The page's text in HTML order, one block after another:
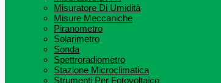
Misuratore Di Umidità
Misure Meccaniche
Piranometro
Solarimetro
Sonda
Spettroradiometro
Stazione Microclimatica
Strumenti Per Fotovoltaico